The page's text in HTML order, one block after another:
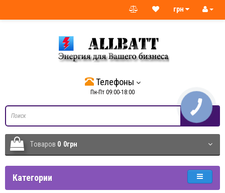
грн
Телефоны
Пн-Пт 09:00-18:00
Tоваров 0 0грн
Категории
КНОПКА
СВЯЗИ